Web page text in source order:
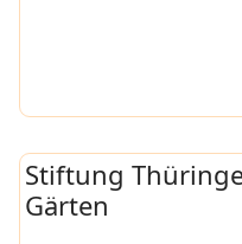
Stiftung
Gärten